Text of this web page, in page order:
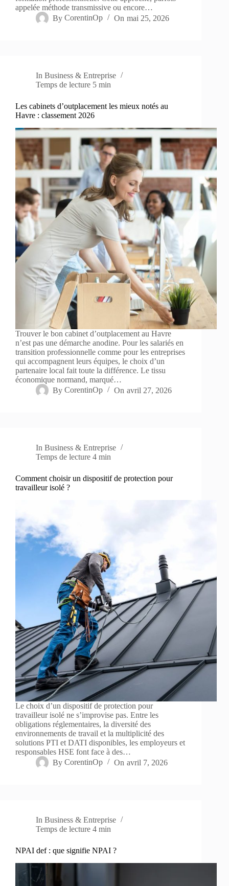
appelée méthode transmissive ou encore…
By CorentinOp On mai 25, 2026
In Business & Entreprise
Temps de lecture 5 min
Les cabinets d’outplacement les mieux notés au
Havre : classement 2026
Trouver le bon cabinet d’outplacement au Havre
n’est pas une démarche anodine. Pour les salariés en
transition professionnelle comme pour les entreprises
qui accompagnent leurs équipes, le choix d’un
partenaire local fait toute la différence. Le tissu
économique normand, marqué…
By CorentinOp On avril 27, 2026
In Business & Entreprise
Temps de lecture 4 min
Comment choisir un dispositif de protection pour
travailleur isolé ?
Le choix d’un dispositif de protection pour
travailleur isolé ne s’improvise pas. Entre les
obligations réglementaires, la diversité des
environnements de travail et la multiplicité des
solutions PTI et DATI disponibles, les employeurs et
responsables HSE font face à des…
By CorentinOp On avril 7, 2026
In Business & Entreprise
Temps de lecture 4 min
NPAI def : que signifie NPAI ?